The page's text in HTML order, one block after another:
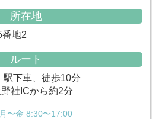
所在地
地2
ルート
下車、徒歩10分
社ICから約2分
〜金 8:30〜17:00